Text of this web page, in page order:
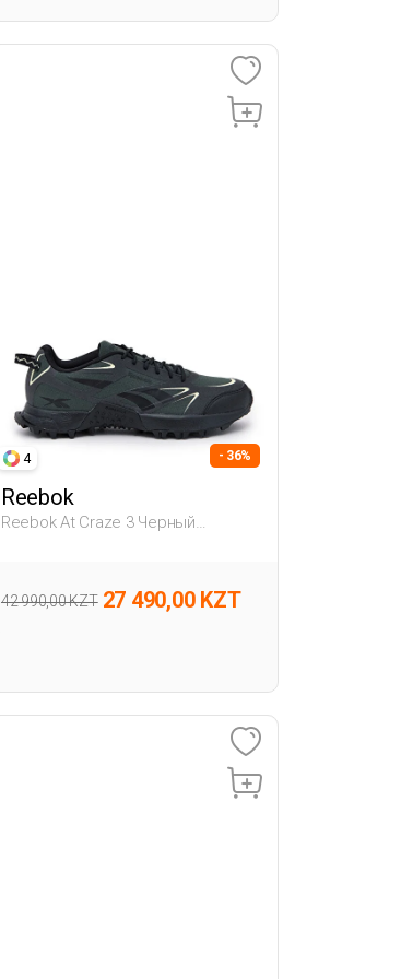
4 - 36%
Reebok
Reebok At Craze 3 Черный
42 990,00 KZT 27 490,00 KZT